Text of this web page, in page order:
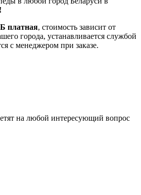
платная, стоимость зависит от
города, устанавливается службой
с менеджером при заказе.
на любой интересующий вопрос